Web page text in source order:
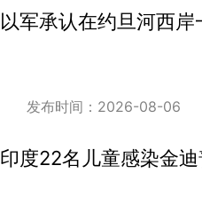
以军承认在约旦河西岸
发布时间：2026-08-06
印度22名儿童感染金